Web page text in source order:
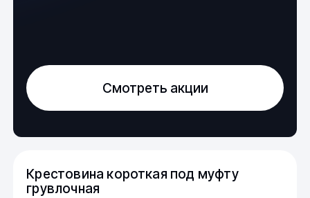
Смотреть акции
Крестовина короткая под муфту
грувлочная